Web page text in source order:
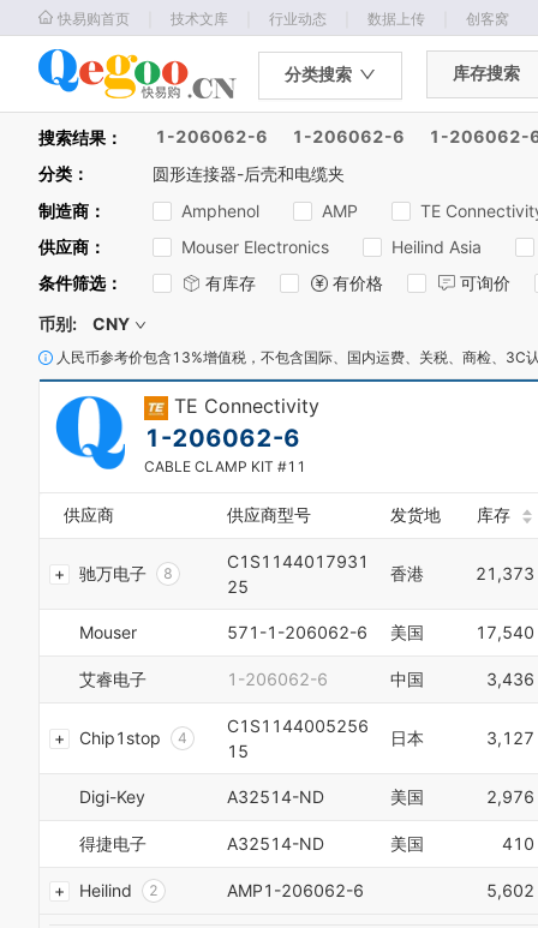
快易购首页 技术文库 行业动态 数据上传 创客窝
分类搜索 库存搜索
搜索结果： 1-206062-6 1-206062-6
1-206062-
分类 ：
圆形连接器-后壳和电缆夹
制造商 ： Amphenol AMP
TE
供应商 ： Mouser Electronics
Heilind Asia
条件筛选： 有库存 有价格
可询价
币别:
CNY
人民币参考价包含13%增值税，不包含国际、国内运费、关税、商检、3C
TE Connectivity
1-206062-6
CABLE CLAMP KIT #11
供应商 供应商型号 发货地 库存
驰万电子
0
1
4
5
9
0
1
4
8
5
C1S1144017931
25
香港 21,373
Mouser 571-1-206062-6 美国 17,540
艾睿电子 1-206062-6 中国 3,436
Chip1stop
0
1
2
3
7
4
C1S1144005256
15
日本 3,127
Digi-Key A32514-ND 美国 2,976
得捷电子 A32514-ND 美国 410
Heilind
6
2
AMP1-206062-6 5,602